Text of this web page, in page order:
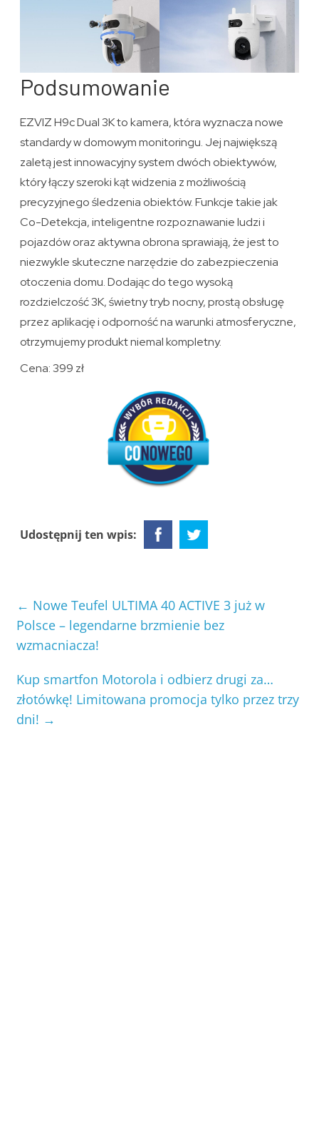
Podsumowanie
EZVIZ H9c Dual 3K to kamera, która wyznacza nowe
standardy w domowym monitoringu. Jej największą
zaletą jest innowacyjny system dwóch obiektywów,
który łączy szeroki kąt widzenia z możliwością
precyzyjnego śledzenia obiektów. Funkcje takie jak
Co-Detekcja, inteligentne rozpoznawanie ludzi i
pojazdów oraz aktywna obrona sprawiają, że jest to
niezwykle skuteczne narzędzie do zabezpieczenia
otoczenia domu. Dodając do tego wysoką
rozdzielczość 3K, świetny tryb nocny, prostą obsługę
przez aplikację i odporność na warunki atmosferyczne,
otrzymujemy produkt niemal kompletny.
Cena: 399 zł
Udostępnij ten wpis:
← Nowe Teufel ULTIMA 40 ACTIVE 3 już w
Polsce – legendarne brzmienie bez
wzmacniacza!
Kup smartfon Motorola i odbierz drugi za…
złotówkę! Limitowana promocja tylko przez trzy
dni! →